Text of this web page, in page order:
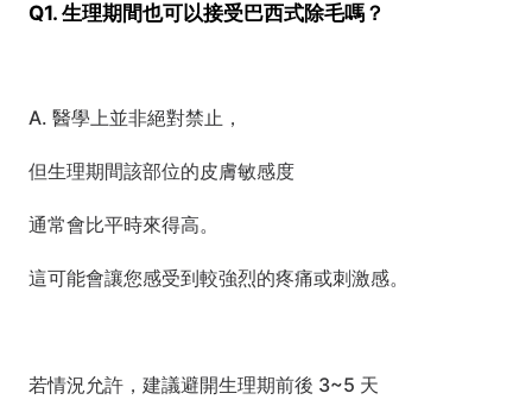
Q1. 生理期間也可以接受巴西式除毛嗎？
A. 醫學上並非絕對禁止，
但生理期間該部位的皮膚敏感度
通常會比平時來得高。
這可能會讓您感受到較強烈的疼痛或刺激感。
若情況允許，建議避開生理期前後 3~5 天